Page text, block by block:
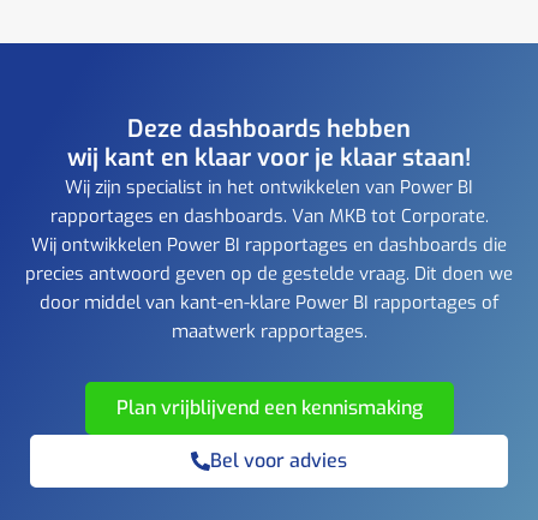
Deze dashboards hebben
wij kant en klaar voor je klaar staan!
Wij zijn specialist in het ontwikkelen van Power BI
rapportages en dashboards. Van MKB tot Corporate.
Wij ontwikkelen Power BI rapportages en dashboards die
precies antwoord geven op de gestelde vraag. Dit doen we
door middel van kant-en-klare Power BI rapportages of
maatwerk rapportages.
Plan vrijblijvend een kennismaking
Bel voor advies